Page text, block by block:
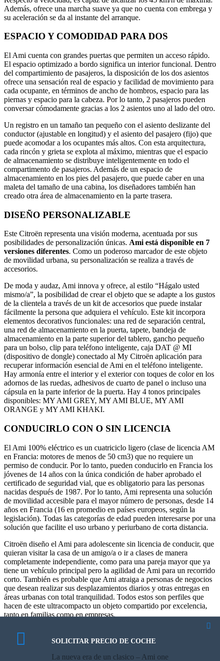
Además, ofrece una marcha suave ya que no cuenta con embrega y
su aceleración se da al instante del arranque.
ESPACIO Y COMODIDAD PARA DOS
El Ami cuenta con grandes puertas que permiten un acceso rápido.
El espacio optimizado a bordo significa un interior funcional. Dentro
del compartimiento de pasajeros, la disposición de los dos asientos
ofrece una sensación real de espacio y facilidad de movimiento para
cada ocupante, en términos de ancho de hombros, espacio para las
piernas y espacio para la cabeza. Por lo tanto, 2 pasajeros pueden
conversar cómodamente gracias a los 2 asientos uno al lado del otro.
Un registro en un tamaño tan pequeño con el asiento deslizante del
conductor (ajustable en longitud) y el asiento del pasajero (fijo) que
puede acomodar a los ocupantes más altos. Con esta arquitectura,
cada rincón y grieta se explota al máximo, mientras que el espacio
de almacenamiento se distribuye inteligentemente en todo el
compartimento de pasajeros. Además de un espacio de
almacenamiento en los pies del pasajero, que puede caber en una
maleta del tamaño de una cabina, los diseñadores también han
creado otra área de almacenamiento en la parte trasera.
DISEÑO PERSONALIZABLE
Este Citroën representa una visión moderna, acentuada por sus
posibilidades de personalización únicas. Ami está disponible en 7
versiones diferentes. Como un poderoso marcador de este objeto
de movilidad urbana, su personalización se realiza a través de
accesorios.
De moda y audaz, Ami innova y ofrece, al estilo “Hágalo usted
mismo/a”, la posibilidad de crear el objeto que se adapte a los gustos
de la clientela a través de un kit de accesorios que puede instalar
fácilmente la persona que adquiera el vehículo. Este kit incorpora
elementos decorativos funcionales: una red de separación central,
una red de almacenamiento en la puerta, tapete, bandeja de
almacenamiento en la parte superior del tablero, gancho pequeño
para un bolso, clip para teléfono inteligente, caja DAT @ MI
(dispositivo de dongle) conectado al My Citroën aplicación para
recuperar información esencial de Ami en el teléfono inteligente.
Hay armonía entre el interior y el exterior con toques de color en los
adornos de las ruedas, adhesivos de cuarto de panel o incluso una
cápsula en la parte inferior de la puerta. Hay 4 tonos principales
disponibles: MY AMI GREY, MY AMI BLUE, MY AMI
ORANGE y MY AMI KHAKI.
CONDUCIRLO CON O SIN LICENCIA
El Ami 100% eléctrico es un cuatriciclo ligero (clase de licencia AM
en Francia: motores de menos de 50 cm3) que no requiere un
permiso de conducir. Por lo tanto, pueden conducirlo en Francia los
jóvenes de 14 años con la única condición de haber aprobado el
certificado de seguridad vial, que es obligatorio para las personas
nacidas después de 1987. Por lo tanto, Ami representa una solución
de movilidad accesible para el mayor número de personas, desde 14
años en Francia (16 en promedio en países europeos, según la
legislación). Todas las categorías de edad pueden interesarse por una
solución que facilite el uso urbano y periurbano de corta distancia.
Citroën diseño el Ami para adolescente sin licencia de conducir, que
quieran visitar la casa de un amigo/a o ir a clases de manera
completamente independiente, como para una pareja mayor que ya
tiene un vehículo principal pero la agilidad de Ami para un recorrido
corto. También es probable que Ami atraiga a personas de negocios
que desean realizar sus desplazamientos diarios y otras entregas en
áreas urbanas con total tranquilidad. Todos estos son perfiles que
hacen de este ultracompacto un objeto compartido por excelencia,
tanto en familias como en empresas.
Te dejamos unas imagenes del Ami:
SOLICITAR PRECIO DE COCHE
La nueva era de un clasico – Ami one